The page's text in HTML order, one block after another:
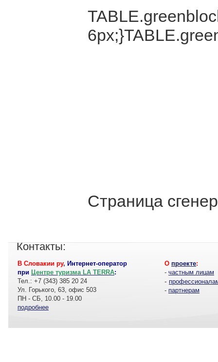
Страница
Контакты:
В Словакии ру, Интернет-оператор
при Центре туризма LA TERRA:
Тел.: +7 (343) 385 20 24
Ул. Горького, 63, офис 503
ПН - СБ, 10.00 - 19.00
подробнее
О проекте:
- частным лицам
-
- партнерам